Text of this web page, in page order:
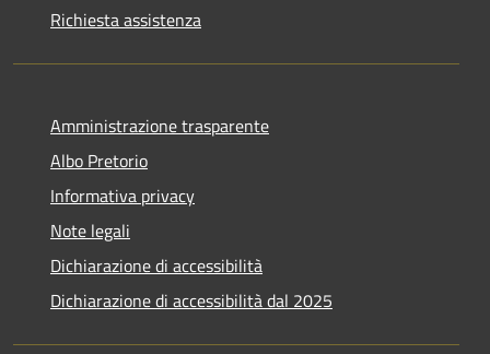
Richiesta assistenza
Amministrazione trasparente
Albo Pretorio
Informativa privacy
Note legali
Dichiarazione di accessibilità
Dichiarazione di accessibilità dal 2025